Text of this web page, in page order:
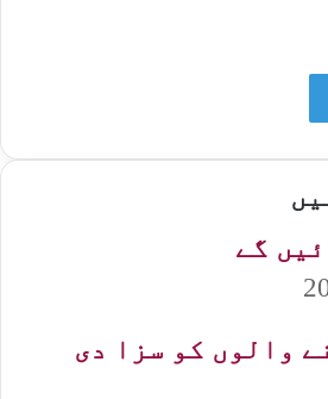
گے
والوں کو سزا دی